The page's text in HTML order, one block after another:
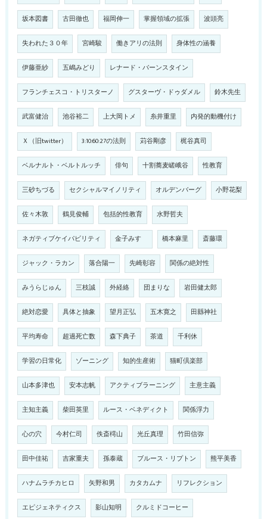
坂本図書 古田徹也 福岡伸一 掌握領域の拡張 波頭亮
失われた３０年 宮崎駿 働きアリの法則 身体性の涵養
伊藤亜紗 五嶋みどり レナード・バーンスタイン
フランチェスコ・トリスターノ グスターヴ・ドゥダメル 鈴木先生
武富健治 池谷裕二 上大岡トメ 糸井重里 内発的動機付け
Ｘ（旧twitter） 3:10:60:27の法則 苅谷剛彦 梶谷真司
ベルナルト・ベルトルッチ 俳句 十割蕎麦嵯峨谷 性教育
三砂ちづる セクシャルマイノリティ オルデンバーグ 小野花梨
佐々木敦 鶴見俊輔 包括的性教育 水野哲夫
ネガティブケイパビリティ 金子みすゞ 橋本麻里 斎藤環
ジャック・ラカン 落合陽一 先崎彰容 関係の絶対性
みうらじゅん 三枝誠 外経絡 団まりな 岩田健太郎
絶対恋愛 具体と抽象 望月正弘 五木寛之 田縣神社
平均寿命 超過死亡数 森下典子 茶道 千利休
学習の日常化 ゾーニング 知的生産術 猫町倶楽部
山本多津也 安本志帆 アクティブラーニング 主意主義
主知主義 柴田英里 ルース・ベネディクト 関係浮力
心の穴 今村仁司 佚斎樗山 光丘真理 竹田信弥
田中佳祐 吉家重夫 孫泰蔵 ブルース・リプトン 熊平美香
ハナムラチカヒロ 矢野和男 カタカムナ リフレクション
エピジェネティクス 影山知明 クルミドコーヒー